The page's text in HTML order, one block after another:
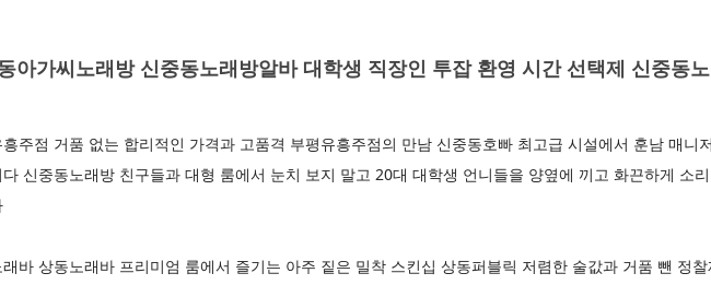
아가씨노래방 신중동노래방알바 대학생 직장인 투잡 환영 시간 선택제 신중동
흥주점 거품 없는 합리적인 가격과 고품격 부평유흥주점의 만남 신중동호빠 최고급 시설에서 훈남 매니
다 신중동노래방 친구들과 대형 룸에서 눈치 보지 말고 20대 대학생 언니들을 양옆에 끼고 화끈하게 소
바 상동노래바 프리미엄 룸에서 즐기는 아주 짙은 밀착 스킨십 상동퍼블릭 저렴한 술값과 거품 뺀 정